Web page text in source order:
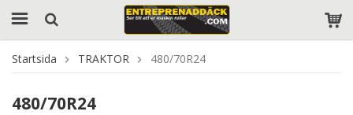
Startsida TRAKTOR 480/70R24
480/70R24